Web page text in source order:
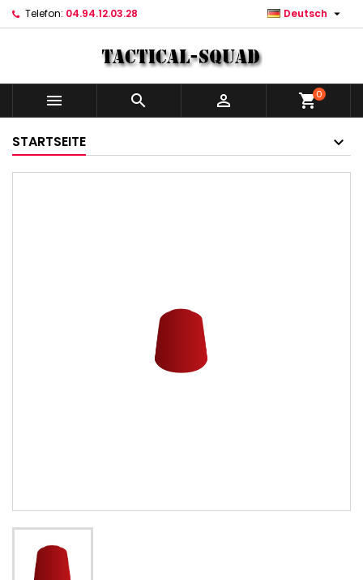
Telefon: 04.94.12.03.28 Deutsch 
   shopping_cart0
STARTSEITE